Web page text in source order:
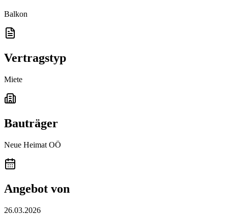
Balkon
Vertragstyp
Miete
Bauträger
Neue Heimat OÖ
Angebot von
26.03.2026